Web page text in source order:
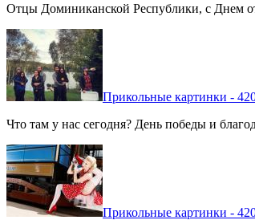
Отцы Доминиканской Республики, с Днем
Прикольные картинки -
Что там у нас сегодня? День победы и
Прикольные картинки -